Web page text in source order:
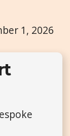
1, 2026